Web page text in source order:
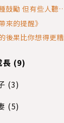
些人聽到
來的提醒》
後果比你想得更糟
長 (9)
(3)
(5)